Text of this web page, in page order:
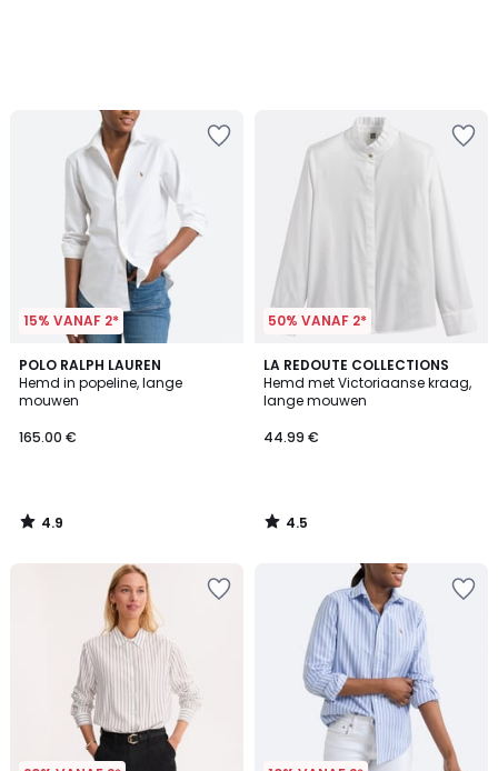
15% VANAF 2*
POLO RALPH LAUREN
Hemd in popeline, lange
mouwen
165.00 €
4.9
/ 5
4.9
/
50% VANAF 2*
LA REDOUTE COLLECTIONS
Hemd met Victoriaanse kraag,
lange mouwen
44.99 €
4.5
/ 5
4.5
/